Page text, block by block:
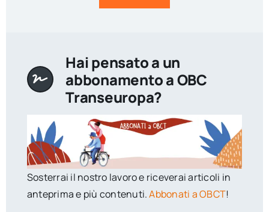
Hai pensato a un
abbonamento a OBC
Transeuropa?
Sosterrai il nostro lavoro e riceverai articoli in
anteprima e più contenuti.Abbonati a OBCT!